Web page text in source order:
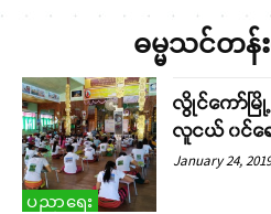
ဓမ္မသင်တန်
ပညာရေး
လွိုင်ကော်မြို့ ဓ
လူငယ် ၀င်ရေ
January 24,